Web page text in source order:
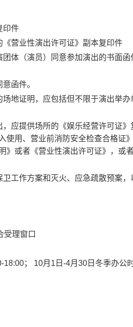
印件
营业性演出许可证》副本复印件
体（演员）同意参加演出的书面
函件。
地证明，应包括但不限于演出举办
应提供场所的《娱乐经营许可证
使用、营业前消防安全检查合格证
》或者《营业性演出许可证》，或
工作方案和灭火、应急疏散预案，
受理窗口
； 10月1日-4月30日冬季办公